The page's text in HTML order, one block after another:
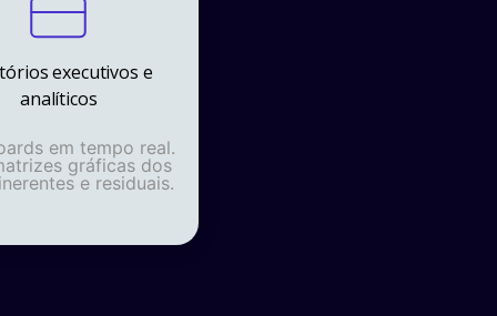
executivos e
analíticos
em tempo real.
gráficas dos
e residuais.